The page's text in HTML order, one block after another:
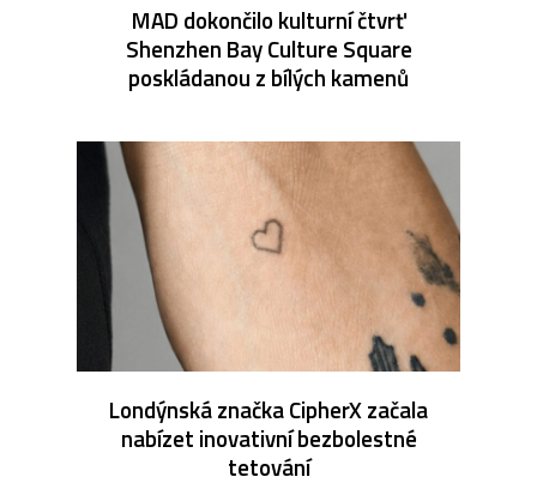
MAD dokončilo kulturní čtvrť
Shenzhen Bay Culture Square
poskládanou z bílých kamenů
Londýnská značka CipherX začala
nabízet inovativní bezbolestné
tetování